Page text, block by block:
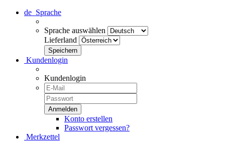
de Sprache
Sprache auswählen
Lieferland
Kundenlogin
Kundenlogin
Konto erstellen
Passwort vergessen?
Merkzettel